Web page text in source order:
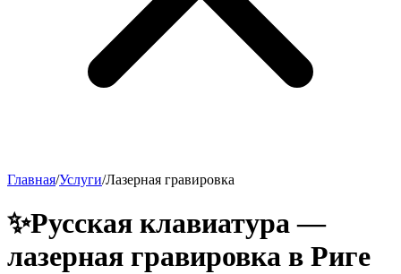
Главная/Услуги/Лазерная гравировка
✨Русская клавиатура —
лазерная гравировка в Риге